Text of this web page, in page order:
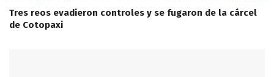
Tres reos evadieron controles y se fugaron de la cárcel
de Cotopaxi